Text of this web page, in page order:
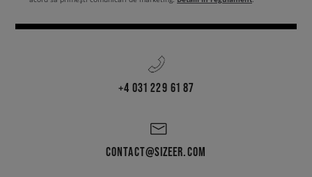
+4 031 229 61 87
CONTACT@SIZEER.COM